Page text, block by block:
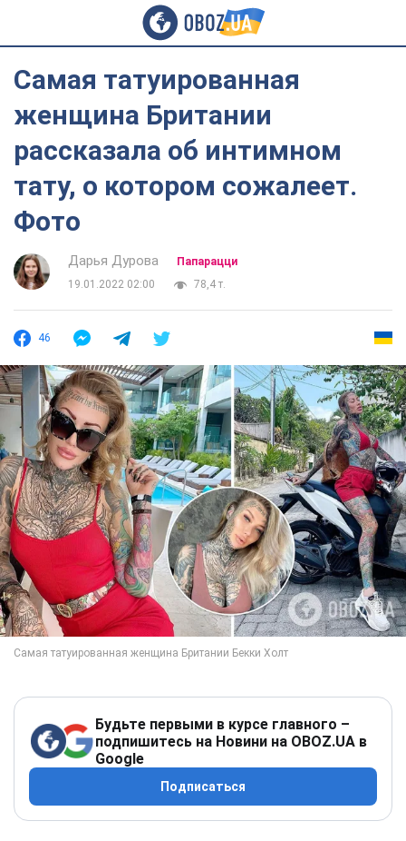
Самая татуированная
женщина Британии
рассказала об интимном
тату, о котором сожалеет.
Фото
Дарья Дурова
Папарацци
19.01.2022 02:00
78,4 т.
46
Будьте первыми в курсе главного –
подпишитесь на Новини на OBOZ.UA в
Google
Подписаться